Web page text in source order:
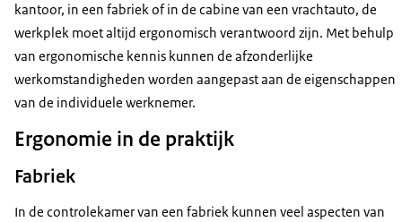
kantoor, in een fabriek of in de cabine van een vrachtauto, de
werkplek moet altijd ergonomisch verantwoord zijn. Met behulp
van ergonomische kennis kunnen de afzonderlijke
werkomstandigheden worden aangepast aan de eigenschappen
van de individuele werknemer.
Ergonomie in de praktijk
Fabriek
In de controlekamer van een fabriek kunnen veel aspecten van